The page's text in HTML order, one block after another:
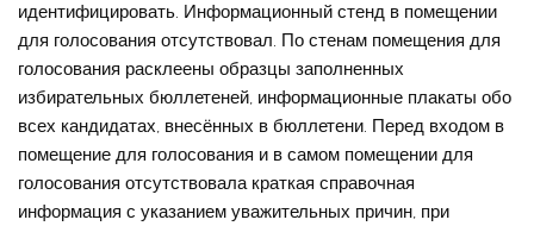
идентифицировать. Информационный стенд в помещении
для голосования отсутствовал. По стенам помещения для
голосования расклеены образцы заполненных
избирательных бюллетеней, информационные плакаты обо
всех кандидатах, внесённых в бюллетени. Перед входом в
помещение для голосования и в самом помещении для
голосования отсутствовала краткая справочная
информация с указанием уважительных причин, при